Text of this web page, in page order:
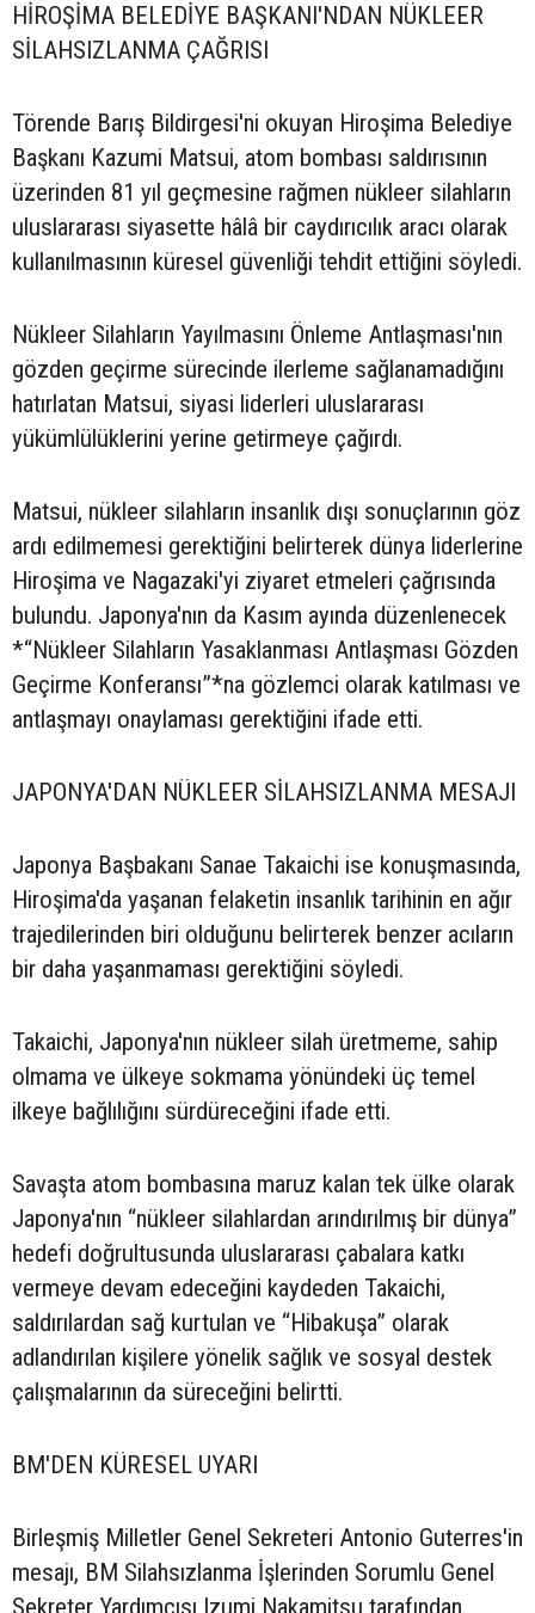
HİROŞİMA BELEDİYE BAŞKANI'NDAN NÜKLEER
SİLAHSIZLANMA ÇAĞRISI
Törende Barış Bildirgesi'ni okuyan Hiroşima Belediye
Başkanı Kazumi Matsui, atom bombası saldırısının
üzerinden 81 yıl geçmesine rağmen nükleer silahların
uluslararası siyasette hâlâ bir caydırıcılık aracı olarak
kullanılmasının küresel güvenliği tehdit ettiğini söyledi.
Nükleer Silahların Yayılmasını Önleme Antlaşması'nın
gözden geçirme sürecinde ilerleme sağlanamadığını
hatırlatan Matsui, siyasi liderleri uluslararası
yükümlülüklerini yerine getirmeye çağırdı.
Matsui, nükleer silahların insanlık dışı sonuçlarının göz
ardı edilmemesi gerektiğini belirterek dünya liderlerine
Hiroşima ve Nagazaki'yi ziyaret etmeleri çağrısında
bulundu. Japonya'nın da Kasım ayında düzenlenecek
*“Nükleer Silahların Yasaklanması Antlaşması Gözden
Geçirme Konferansı”*na gözlemci olarak katılması ve
antlaşmayı onaylaması gerektiğini ifade etti.
JAPONYA'DAN NÜKLEER SİLAHSIZLANMA MESAJI
Japonya Başbakanı Sanae Takaichi ise konuşmasında,
Hiroşima'da yaşanan felaketin insanlık tarihinin en ağır
trajedilerinden biri olduğunu belirterek benzer acıların
bir daha yaşanmaması gerektiğini söyledi.
Takaichi, Japonya'nın nükleer silah üretmeme, sahip
olmama ve ülkeye sokmama yönündeki üç temel
ilkeye bağlılığını sürdüreceğini ifade etti.
Savaşta atom bombasına maruz kalan tek ülke olarak
Japonya'nın “nükleer silahlardan arındırılmış bir dünya”
hedefi doğrultusunda uluslararası çabalara katkı
vermeye devam edeceğini kaydeden Takaichi,
saldırılardan sağ kurtulan ve “Hibakuşa” olarak
adlandırılan kişilere yönelik sağlık ve sosyal destek
çalışmalarının da süreceğini belirtti.
BM'DEN KÜRESEL UYARI
Birleşmiş Milletler Genel Sekreteri Antonio Guterres'in
mesajı, BM Silahsızlanma İşlerinden Sorumlu Genel